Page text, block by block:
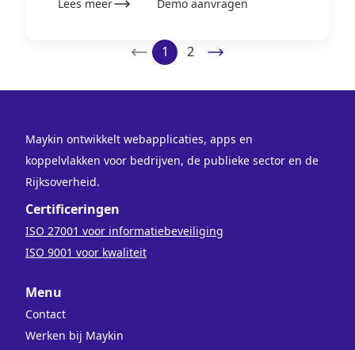
Lees meer
Demo aanvragen
1 2
Maykin ontwikkelt webapplicaties, apps en
koppelvlakken voor bedrijven, de publieke sector en de
Rijksoverheid.
Certificeringen
ISO 27001 voor informatiebeveiliging
ISO 9001 voor kwaliteit
Menu
Contact
Werken bij Maykin